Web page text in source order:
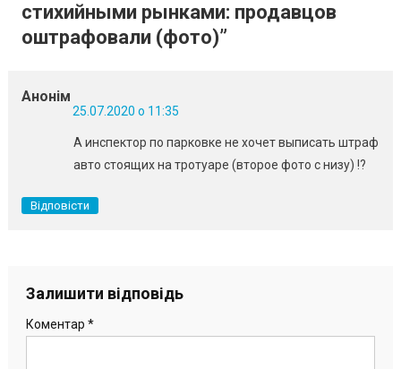
стихийными рынками: продавцов
оштрафовали (фото)”
Анонім
25.07.2020 о 11:35
А инспектор по парковке не хочет выписать штраф
авто стоящих на тротуаре (второе фото с низу) !?
Відповісти
Залишити відповідь
Коментар *